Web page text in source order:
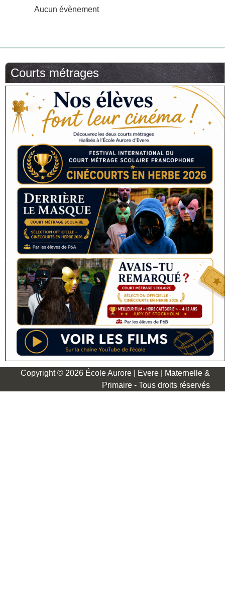
Aucun évènement
Courts métrages
Copyright © 2026 École Aurore | Evere | Maternelle &
Primaire - Tous droits réservés